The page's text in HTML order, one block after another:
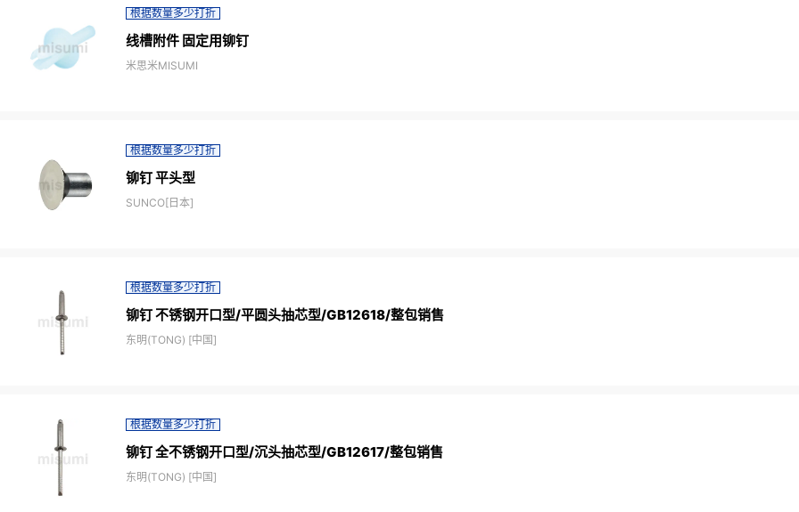
根据数量多少打折
线槽附件 固定用铆钉
米思米MISUMI
根据数量多少打折
铆钉 平头型
SUNCO[日本]
根据数量多少打折
铆钉 不锈钢开口型/平圆头抽芯型/GB12618/整包销售
东明(TONG) [中国]
根据数量多少打折
铆钉 全不锈钢开口型/沉头抽芯型/GB12617/整包销售
东明(TONG) [中国]